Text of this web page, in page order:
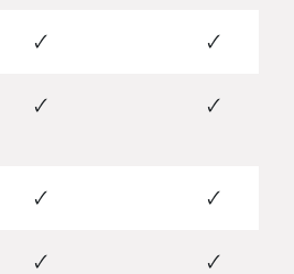
🗸 🗸
🗸 🗸
🗸 🗸
🗸 🗸